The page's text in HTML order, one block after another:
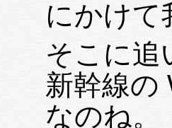
にかけて
そこに追
新幹線の
なのね。